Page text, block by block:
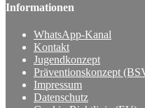
Informationen
WhatsApp-Kanal
Kontakt
Jugendkonzept
Präventionskonzept
Impressum
Datenschutz